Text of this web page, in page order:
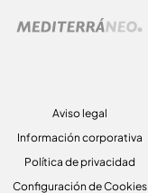
Aviso legal
Información corporativa
Política de privacidad
Configuración de Cookies